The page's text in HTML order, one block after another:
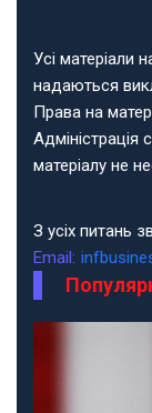
Усі матеріали
надаються
Права на
Адміністрація
матеріалу не
З усіх питань
Email: